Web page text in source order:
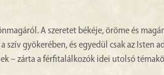
A szeretet békéje, öröme és
gyökerében, és egyedül csak az Isten
– zárta a férfitalálkozók idei utolsó